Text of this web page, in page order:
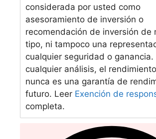
considerada por usted como
asesoramiento de inversión o
recomendación de inversión de
tipo, ni tampoco una
cualquier seguridad o ganancia.
cualquier análisis, el
nunca es una garantía de
futuro. Leer Exención de
completa.